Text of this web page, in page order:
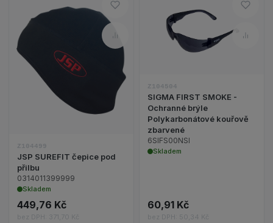
Do oblíbených – JSP
Porovnat – JSP SUREFIT
Zobrazit detail produktu JSP SUREFIT čepice
Z104499
JSP SUREFIT čepice pod
přilbu
0314011399999
Skladem
449,76 Kč
bez DPH: 371,70 Kč
Do
Zobrazit detail
Z104504
SIGMA FIRST SMOKE -
Ochranné brýle
Polykarbonátové kouřově
zbarvené
6SIFS00NSI
Skladem
60,91 Kč
bez DPH: 50,34 Kč